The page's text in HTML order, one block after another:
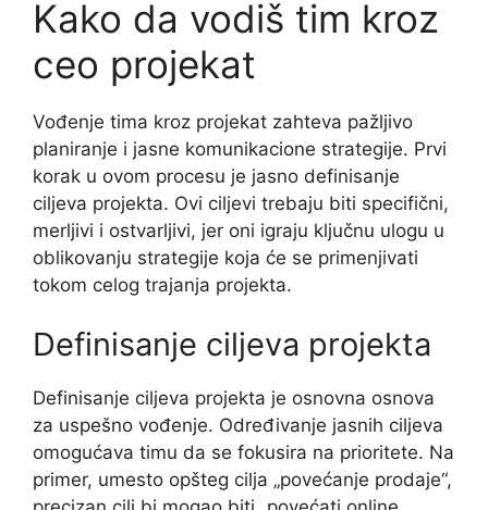
Kako da vodiš tim kroz
ceo projekat
Vođenje tima kroz projekat zahteva pažljivo
planiranje i jasne komunikacione strategije. Prvi
korak u ovom procesu je jasno definisanje
ciljeva projekta. Ovi ciljevi trebaju biti specifični,
merljivi i ostvarljivi, jer oni igraju ključnu ulogu u
oblikovanju strategije koja će se primenjivati
tokom celog trajanja projekta.
Definisanje ciljeva projekta
Definisanje ciljeva projekta je osnovna osnova
za uspešno vođenje. Određivanje jasnih ciljeva
omogućava timu da se fokusira na prioritete. Na
primer, umesto opšteg cilja „povećanje prodaje“,